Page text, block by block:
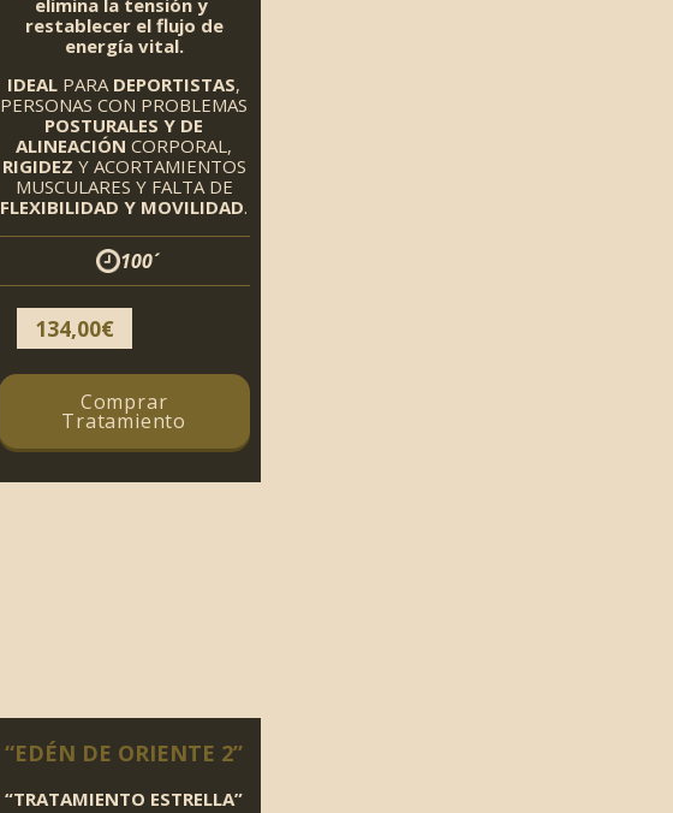
elimina la tensión y
restablecer el flujo de
energía vital.
IDEAL PARA DEPORTISTAS,
PERSONAS CON PROBLEMAS
POSTURALES Y DE
ALINEACIÓNCORPORAL,
RIGIDEZ Y ACORTAMIENTOS
MUSCULARES Y FALTA DE
FLEXIBILIDAD Y MOVILIDAD.
100´
134,00€
Comprar
Tratamiento
“EDÉN DE ORIENTE 2”
“TRATAMIENTO ESTRELLA”